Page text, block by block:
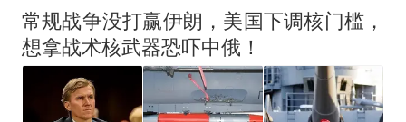
大风力14级
热
十多万人报名的考试，成绩
全部作废，公平么？
常规战争没打赢伊朗，美国下调核门槛，
想拿战术核武器恐吓中俄！